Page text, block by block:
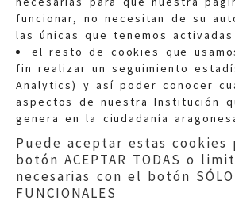
funcionar, no necesitan de su
las únicas que tenemos
el resto de cookies que
fin realizar un seguimiento
Analytics) y así poder conocer
aspectos de nuestra Institución
genera en la ciudadanía
Puede aceptar estas cookies
botón ACEPTAR TODAS o
necesarias con el botón SÓLO
FUNCIONALES
Quejas:
Información
Teléfonos:900 210 210